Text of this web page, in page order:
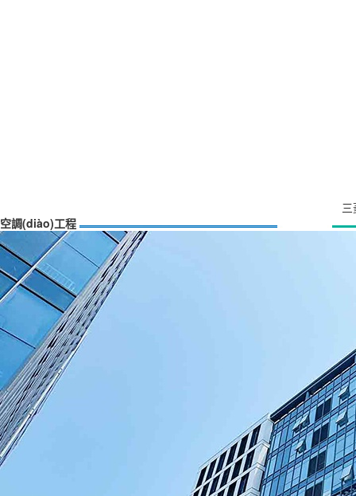
空調(diào)工程